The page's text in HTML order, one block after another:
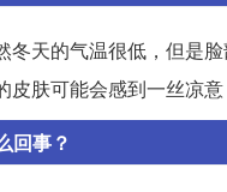
天的气温很低，但是
肤可能会感到一丝凉意
回事？